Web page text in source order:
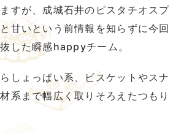
すが、成城石井のピスタチオスプ
甘いという前情報を知らずに今回
した瞬感happyチーム。
しょっぱい系、ビスケットやスナ
系まで幅広く取りそろえたつもり